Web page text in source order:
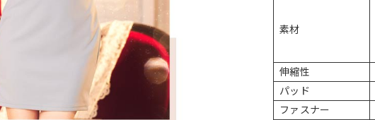
素材
伸縮性
パッド
ファスナー